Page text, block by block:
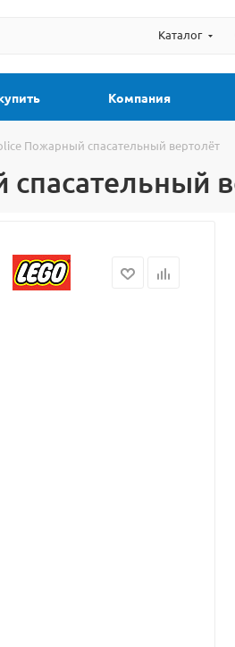
Каталог
Компания
Пожарный спасательный вертолёт